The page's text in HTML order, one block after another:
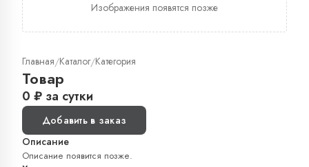
Изображения появятся позже
Главная/Каталог/Категория
Товар
0 ₽ за сутки
Добавить в заказ
Описание
Описание появится позже.